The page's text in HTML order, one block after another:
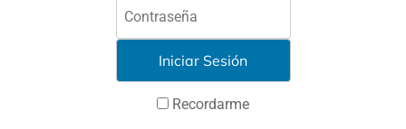
Recordarme